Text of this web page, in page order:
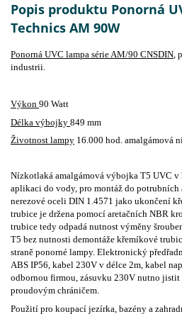
Popis produktu Ponorná
Technics AM 90W
Ponorná UVC lampa série AM/90 CNSDIN,
industrii.
Výkon 90 Watt
Délka výbojky 849 mm
Životnost lampy 16.000 hod. amalgámová
Nízkotlaká amalgámová výbojka T5 UVC v
aplikaci do vody, pro montáž do potrubních
nerezové oceli DIN 1.4571 jako ukončení
trubice je držena pomocí aretačních NBR
trubice tedy odpadá nutnost výměny
T5 bez nutnosti demontáže křemíkové
straně ponorné lampy. Elektronický
ABS IP56, kabel 230V v délce 2m, kabel
odbornou firmou, zásuvku 230V nutno
proudovým chráničem.
Použití pro koupací jezírka, bazény a